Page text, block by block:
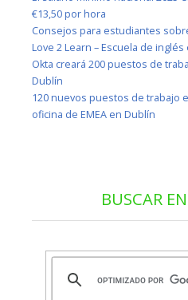
€13,50 por hora
Consejos para estudiantes
Love 2 Learn – Escuela de
Okta creará 200 puestos de
Dublín
120 nuevos puestos de trabajo
oficina de EMEA en Dublín
BUSCAR